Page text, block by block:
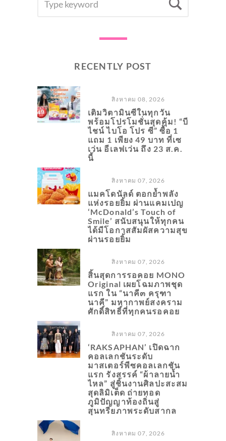
FOR:
RECENTLY POST
สิงหาคม 08, 2026
เติมวิตามินซีในทุกวัน
พร้อมโปรโมชั่นสุดคุ้ม! “บี
ไชน์ ไบโอ โปร ซี” ซื้อ 1
แถม 1 เพียง 49 บาท ที่เซ
เว่น อีเลฟเว่น ถึง 23 ส.ค.
นี้
สิงหาคม 07, 2026
แมคโดนัลด์ ตอกย้ำพลัง
แห่งรอยยิ้ม ผ่านแคมเปญ
‘McDonald’s Touch of
Smile’ สนับสนุนให้ทุกคน
ได้มีโอกาสสัมผัสความสุข
ผ่านรอยยิ้ม
สิงหาคม 07, 2026
สิ้นสุดการรอคอย MONO
Original เผยโฉมภาพชุด
แรก ใน “นาคี๓ ครุฑา
นาคี” มหากาพย์สงคราม
ศักดิ์สิทธิ์ที่ทุกคนรอคอย
สิงหาคม 07, 2026
‘RAKSAPHAN’ เปิดฉาก
คอลเลกชันระดับ
มาสเตอร์พีซคอลเลกชัน
แรก รังสรรค์ “ผ้าลายน้ำ
ไหล” สู่ชิ้นงานศิลปะสะสม
สุดลิมิเต็ด ถ่ายทอด
ภูมิปัญญาท้องถิ่นสู่
สุนทรียภาพระดับสากล
สิงหาคม 07, 2026